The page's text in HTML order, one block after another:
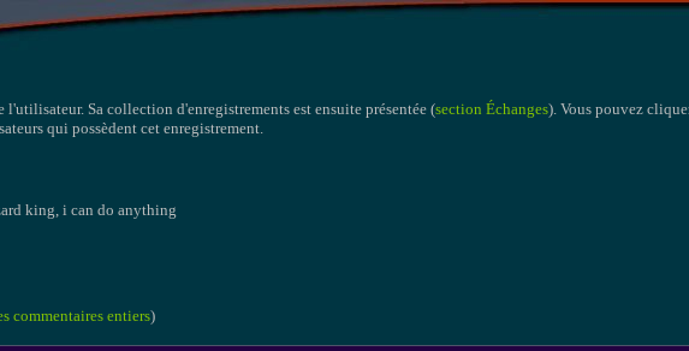
Sa collection d'enregistrements est ensuite présentée (section Échanges). Vous pouvez
qui possèdent cet enregistrement.
king, i can do anything
commentaires entiers)